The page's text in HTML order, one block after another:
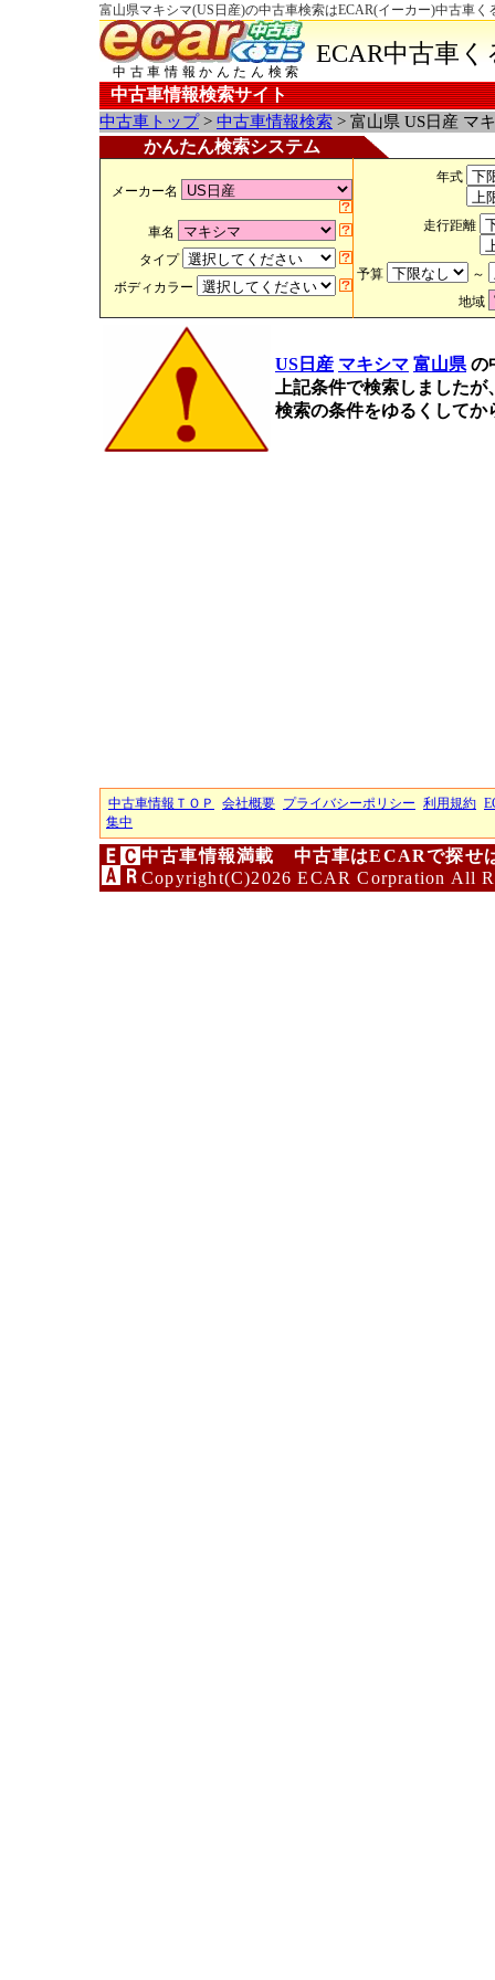
富山県マキシマ(US日産)の中古車検索はECAR(イーカー)中古車く
中古車情報かんたん検索
ECAR中古車
中古車情報検索サイト
中古車トップ> 中古車情報検索 > 富山県 US日産 マ
かんたん検索システム
メーカー名
車名
タイプ
ボディカラー
年式
走行距離
予算
～
地域
US日産 マキシマ 富山県 の
上記条件で検索しました
検索の条件をゆるくして
中古車情報ＴＯＰ 会社概要 プライバシーポリシー 利用規約
集中
中古車情報満載 中古車はECARで探せ
Copyright(C)2026 ECAR Corpration All